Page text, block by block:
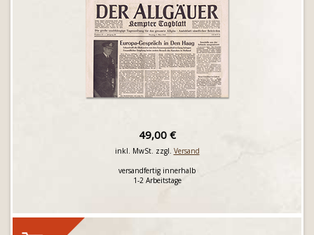
49,00 €
inkl. MwSt. zzgl. Versand
versandfertig innerhalb
1-2 Arbeitstage